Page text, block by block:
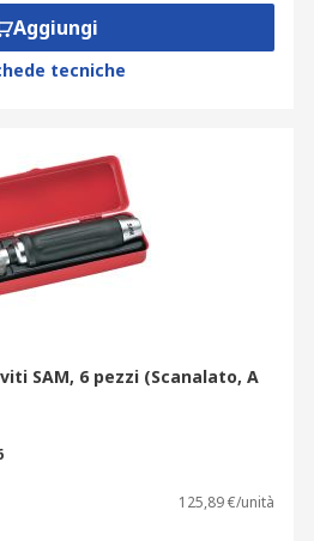
Aggiungi
tecniche
SAM, 6 pezzi (Scanalato, A
125,89 €/unità